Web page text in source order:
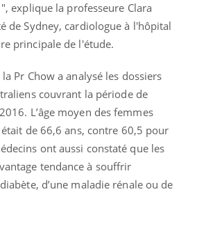
explique la professeure Clara
de Sydney, cardiologue à l'hôpital
principale de l'étude.
Pr Chow a analysé les dossiers
couvrant la période de
L’âge moyen des femmes
de 66,6 ans, contre 60,5 pour
ont aussi constaté que les
tendance à souffrir
d’une maladie rénale ou de